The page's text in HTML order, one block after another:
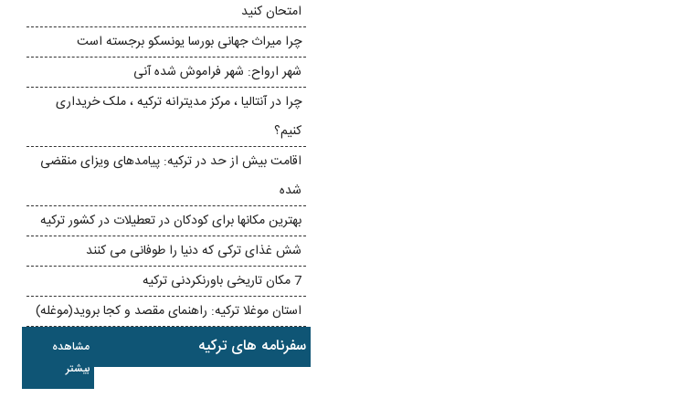
امتحان کنید
چرا میراث جهانی بورسا یونسکو برجسته است
شهر ارواح: شهر فراموش شده آنی
چرا در آنتالیا ، مرکز مدیترانه ترکیه ، ملک خریداری
کنیم؟
اقامت بیش از حد در ترکیه: پیامدهای ویزای منقضی
شده
بهترین مکانها برای کودکان در تعطیلات در کشور ترکیه
شش غذای ترکی که دنیا را طوفانی می کنند
7 مکان تاریخی باورنکردنی ترکیه
استان موغلا ترکیه: راهنمای مقصد و کجا بروید(موغله)
مشاهده
بیشتر
سفرنامه های ترکیه